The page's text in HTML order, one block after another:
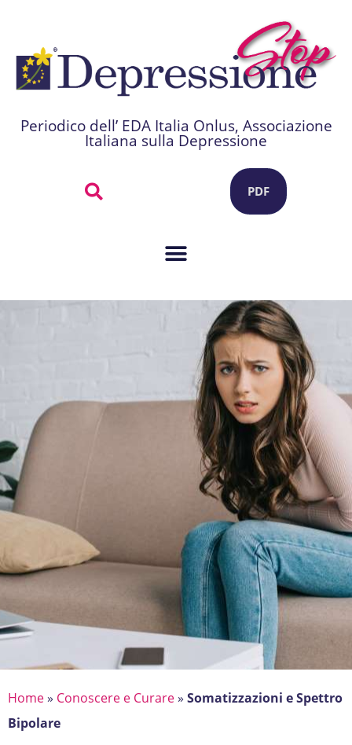
Periodico dell’ EDA Italia Onlus, Associazione
Italiana sulla Depressione
PDF
Home» Conoscere e Curare» Somatizzazioni e Spettro
Bipolare